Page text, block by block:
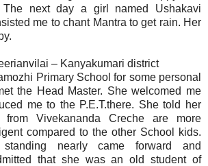
next day a girl named Ushakavi
me to chant Mantra to get rain. Her
– Kanyakumari district
Primary School for some personal
the Head Master. She welcomed me
me to the P.E.T.there. She told her
Vivekananda Creche are more
compared to the other School kids.
standing nearly came forward and
that she was an old student of